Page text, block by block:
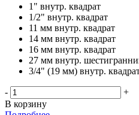
1" внутр. квадрат
1/2" внутр. квадрат
11 мм внутр. квадрат
14 мм внутр. квадрат
16 мм внутр. квадрат
27 мм внутр.
3/4" (19 мм) внутр.
-
+
В корзину